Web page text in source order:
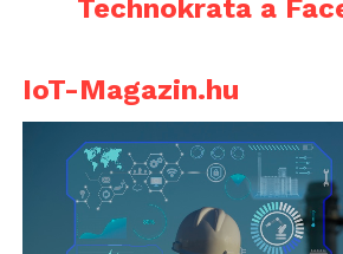
Technokrata a
IoT-Magazin.hu